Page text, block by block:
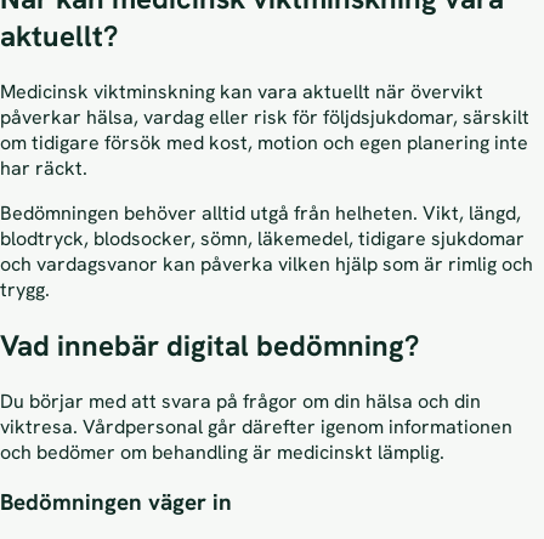
aktuellt?
Medicinsk viktminskning kan vara aktuellt när övervikt
påverkar hälsa, vardag eller risk för följdsjukdomar, särskilt
om tidigare försök med kost, motion och egen planering inte
har räckt.
Bedömningen behöver alltid utgå från helheten. Vikt, längd,
blodtryck, blodsocker, sömn, läkemedel, tidigare sjukdomar
och vardagsvanor kan påverka vilken hjälp som är rimlig och
trygg.
Vad innebär digital bedömning?
Du börjar med att svara på frågor om din hälsa och din
viktresa. Vårdpersonal går därefter igenom informationen
och bedömer om behandling är medicinskt lämplig.
Bedömningen väger in